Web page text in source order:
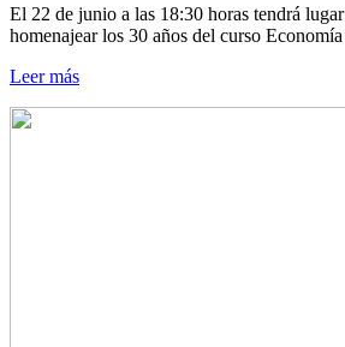
El 22 de junio a las 18:30 horas tendrá
homenajear los 30 años del curso
Leer más